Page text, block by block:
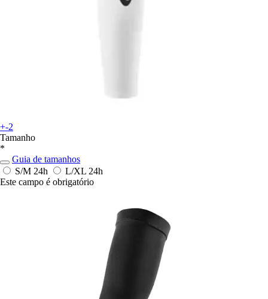
+-2
Tamanho
*
Guia de tamanhos
S/M 24h L/XL 24h
Este campo é obrigatório